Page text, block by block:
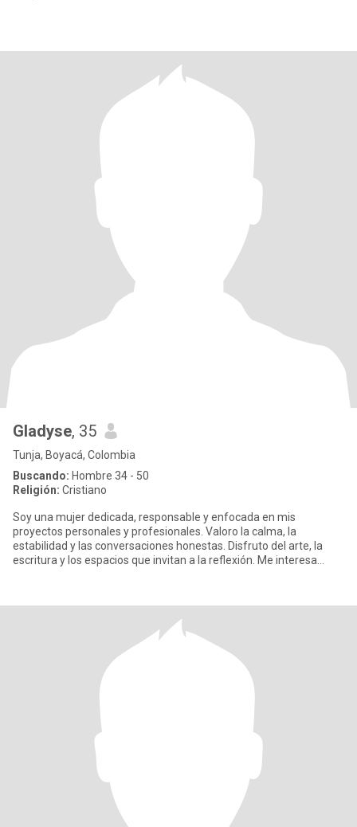
Gladyse, 35
Tunja, Boyacá, Colombia
Buscando: Hombre 34 - 50
Religión: Cristiano
Soy una mujer dedicada, responsable y enfocada en mis
proyectos personales y profesionales. Valoro la calma, la
estabilidad y las conversaciones honestas. Disfruto del arte, la
escritura y los espacios que invitan a la reflexión. Me interesa